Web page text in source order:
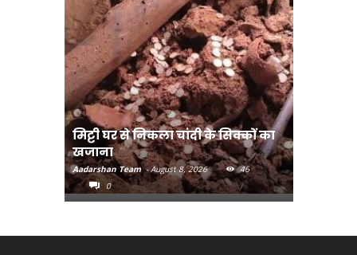
मिट्टी घर से निकला चांदी के सिक्कों का
खजाना
Aadarshan Team - August 8, 2026
46
0